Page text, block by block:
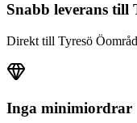
Snabb leverans till
Direkt till Tyresö
Inga minimiordrar